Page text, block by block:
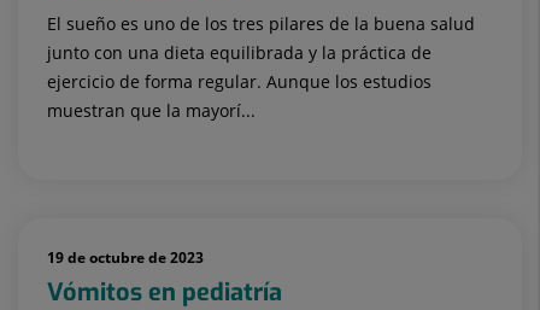
El sueño es uno de los tres pilares de la buena salud
junto con una dieta equilibrada y la práctica de
ejercicio de forma regular. Aunque los estudios
muestran que la mayorí...
19 de octubre de 2023
Vómitos en pediatría